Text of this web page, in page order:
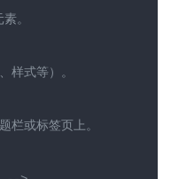
。
样式等）。
栏或标签页上。